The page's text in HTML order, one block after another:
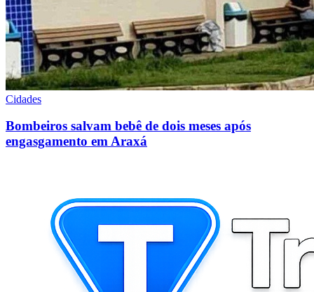
Cidades
Bombeiros salvam bebê de dois meses após
engasgamento em Araxá